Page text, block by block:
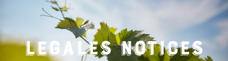
LEGALES NOTICES